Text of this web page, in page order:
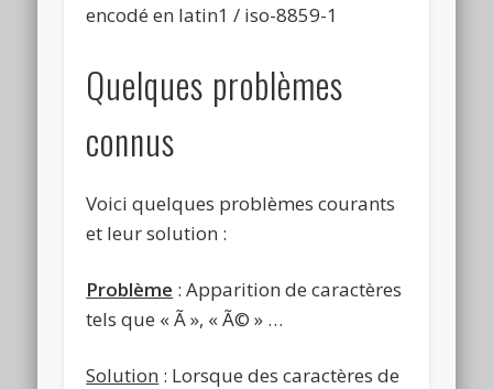
encodé en latin1 / iso-8859-1
Quelques problèmes
connus
Voici quelques problèmes courants
et leur solution :
Problème : Apparition de caractères
tels que « Ã », « Ã© » …
Solution : Lorsque des caractères de